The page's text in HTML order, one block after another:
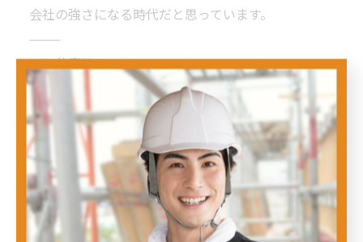
会社の強さになる時代だと思っています。
⸻
いい仕事は、
いい現場から生まれる。
那珂プラスはこれからも、
“また呼ばれる現場づくり”
を大切にしていきます。
--------------------------------------------------------------------